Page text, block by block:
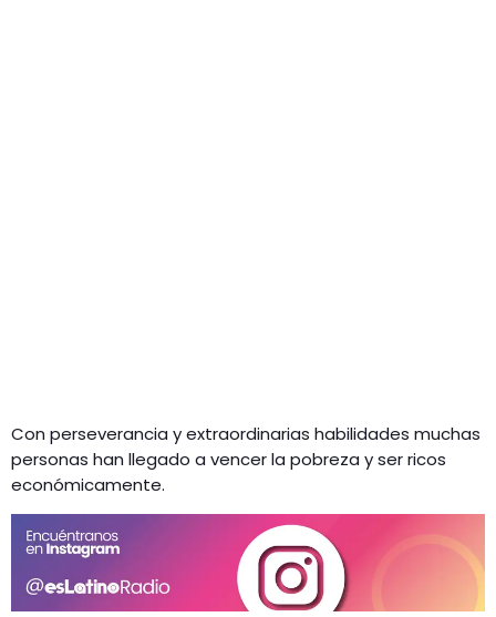
Con perseverancia y extraordinarias habilidades muchas
personas han llegado a vencer la pobreza y ser ricos
económicamente.